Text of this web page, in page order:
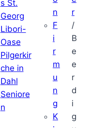
s St.
Georg
Libori-
Oase
Pilgerkir
che in
Dahl
Seniore
n
n
F
i
r
m
u
n
g
K
r
/
B
e
e
r
d
i
g